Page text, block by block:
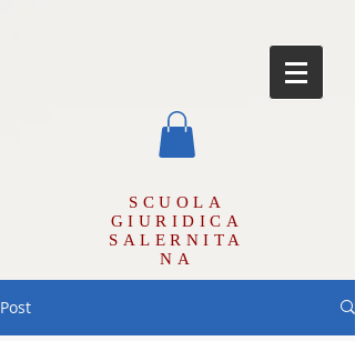
SCUOLA
GIURIDICA
SALERNITA
NA
Post